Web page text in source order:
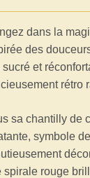
dans la
des
sucré et
rétro
sa chantilly de
symbole
spirale rouge